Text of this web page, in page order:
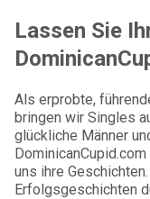
Lassen Sie
Als erprobte,
bringen wir Singles
glückliche Männer
uns ihre
Erfolgsgeschichten